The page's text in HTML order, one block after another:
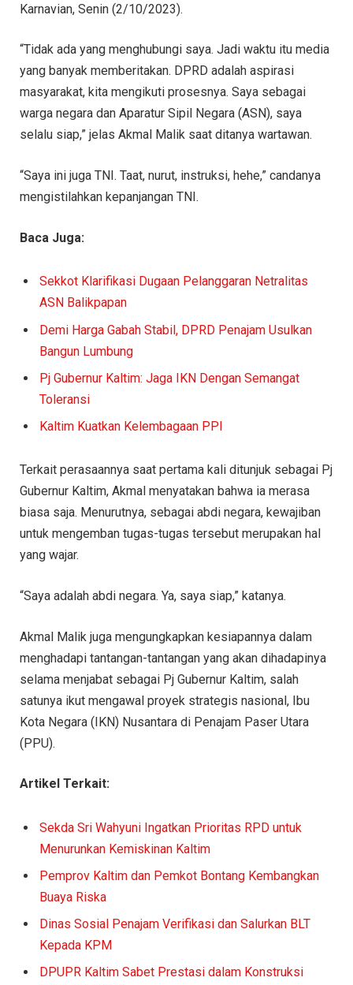
Karnavian, Senin (2/10/2023).
“Tidak ada yang menghubungi saya. Jadi waktu itu media
yang banyak memberitakan. DPRD adalah aspirasi
masyarakat, kita mengikuti prosesnya. Saya sebagai
warga negara dan Aparatur Sipil Negara (ASN), saya
selalu siap,” jelas Akmal Malik saat ditanya wartawan.
“Saya ini juga TNI. Taat, nurut, instruksi, hehe,” candanya
mengistilahkan kepanjangan TNI.
Baca Juga:
Sekkot Klarifikasi Dugaan Pelanggaran Netralitas
ASN Balikpapan
Demi Harga Gabah Stabil, DPRD Penajam Usulkan
Bangun Lumbung
Pj Gubernur Kaltim: Jaga IKN Dengan Semangat
Toleransi
Kaltim Kuatkan Kelembagaan PPI
Terkait perasaannya saat pertama kali ditunjuk sebagai Pj
Gubernur Kaltim, Akmal menyatakan bahwa ia merasa
biasa saja. Menurutnya, sebagai abdi negara, kewajiban
untuk mengemban tugas-tugas tersebut merupakan hal
yang wajar.
“Saya adalah abdi negara. Ya, saya siap,” katanya.
Akmal Malik juga mengungkapkan kesiapannya dalam
menghadapi tantangan-tantangan yang akan dihadapinya
selama menjabat sebagai Pj Gubernur Kaltim, salah
satunya ikut mengawal proyek strategis nasional, Ibu
Kota Negara (IKN) Nusantara di Penajam Paser Utara
(PPU).
Artikel Terkait:
Sekda Sri Wahyuni Ingatkan Prioritas RPD untuk
Menurunkan Kemiskinan Kaltim
Pemprov Kaltim dan Pemkot Bontang Kembangkan
Buaya Riska
Dinas Sosial Penajam Verifikasi dan Salurkan BLT
Kepada KPM
DPUPR Kaltim Sabet Prestasi dalam Konstruksi